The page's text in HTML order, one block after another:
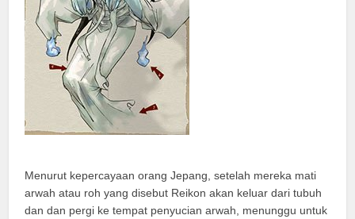
Menurut kepercayaan orang Jepang, setelah mereka mati
arwah atau roh yang disebut Reikon akan keluar dari tubuh
dan dan pergi ke tempat penyucian arwah, menunggu untuk